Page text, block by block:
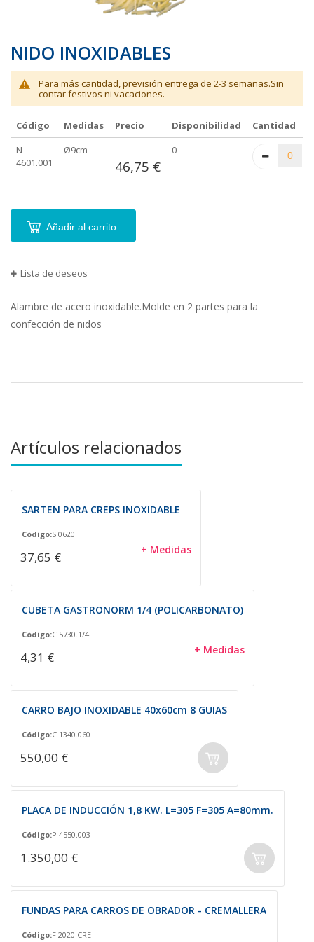
NIDO INOXIDABLES
Para más cantidad, previsión entrega de 2-3 semanas.Sin
contar festivos ni vacaciones.
Elementos
de
Código Medidas Precio Disponibilidad
Cantidad
N
4601.001
Ø9cm
46,75 €
0
Añadir al carrito
Lista de deseos
Alambre de acero inoxidable.Molde en 2 partes para la
confección de nidos
Artículos relacionados
SARTEN PARA CREPS INOXIDABLE
Código:S 0620
37,65 € + Medidas
CUBETA GASTRONORM 1/4 (POLICARBONATO)
Código:C 5730.1/4
4,31 € + Medidas
CARRO BAJO INOXIDABLE 40x60cm 8 GUIAS
Código:C 1340.060
550,00 €
PLACA DE INDUCCIÓN 1,8 KW. L=305 F=305 A=80mm.
Código:P 4550.003
1.350,00 €
FUNDAS PARA CARROS DE OBRADOR - CREMALLERA
Código:F 2020.CRE